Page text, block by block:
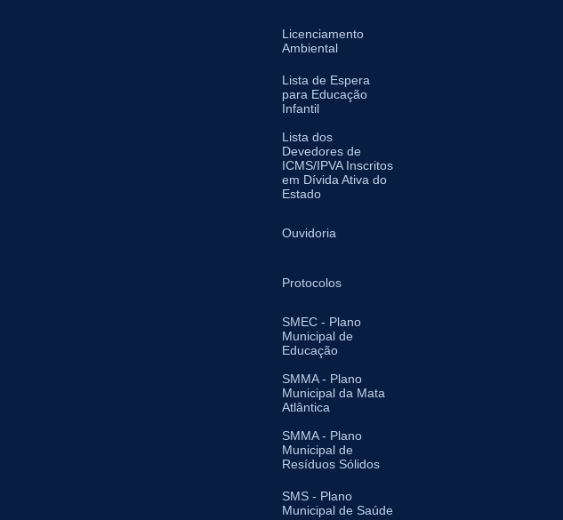
Licenciamento
Ambiental
Lista de Espera
para Educação
Infantil
Lista dos
Devedores de
ICMS/IPVA Inscritos
em Dívida Ativa do
Estado
Ouvidoria
Protocolos
SMEC - Plano
Municipal de
Educação
SMMA - Plano
Municipal da Mata
Atlântica
SMMA - Plano
Municipal de
Resíduos Sólidos
SMS - Plano
Municipal de Saúde